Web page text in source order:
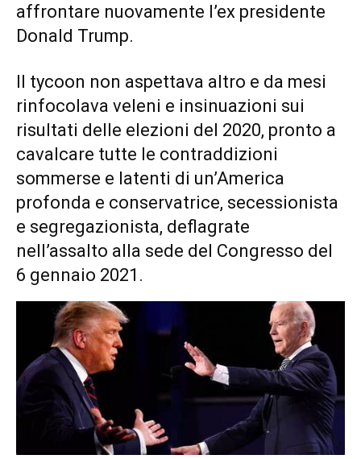
affrontare nuovamente l’ex presidente
Donald Trump.
Il tycoon non aspettava altro e da mesi
rinfocolava veleni e insinuazioni sui
risultati delle elezioni del 2020, pronto a
cavalcare tutte le contraddizioni
sommerse e latenti di un’America
profonda e conservatrice, secessionista
e segregazionista, deflagrate
nell’assalto alla sede del Congresso del
6 gennaio 2021.